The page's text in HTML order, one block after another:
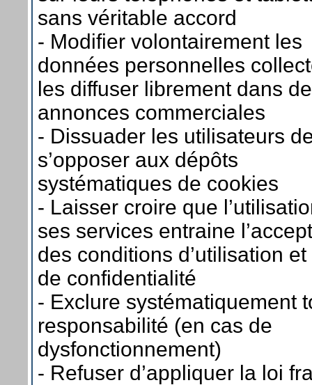
sans véritable accord
- Modifier volontairement les
données personnelles
les diffuser librement dans
annonces commerciales
- Dissuader les utilisateurs
s’opposer aux dépôts
systématiques de cookies
- Laisser croire que
ses services entraine
des conditions d’utilisation
de confidentialité
- Exclure systématiquement
responsabilité (en cas de
dysfonctionnement)
- Refuser d’appliquer la loi